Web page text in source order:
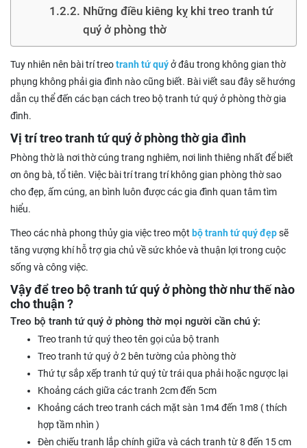
Những điều kiêng kỵ khi treo tranh tứ
quý ở phòng thờ
Tuy nhiên nên bài trí treotranh tứ quýở đâu trong không gian thờ
phụng không phải gia đình nào cũng biết. Bài viết sau đây sẽ hướng
dẫn cụ thể đến các bạn cách treo bộ tranh tứ quý ở phòng thờ gia
đình.
Vị trí treo tranh tứ quý ở phòng thờ gia đình
Phòng thờ là nơi thờ cúng trang nghiêm, nơi linh thiêng nhất để biết
ơn ông bà, tổ tiên. Việc bài trí trang trí không gian phòng thờ sao
cho đẹp, ấm cúng, an bình luôn được các gia đình quan tâm tìm
hiểu.
Theo các nhà phong thủy gia việc treo một bộ tranh tứ quý đẹpsẽ
tăng vượng khí hỗ trợ gia chủ về sức khỏe và thuận lợi trong cuộc
sống và công việc.
Vậy để treo bộ tranh tứ quý ở phòng thờ như thế nào
cho thuận ?
Treo bộ tranh tứ quý ở phòng thờ mọi người cần chú ý:
Treo tranh tứ quý theo tên gọi của bộ tranh
Treo tranh tứ quý ở 2 bên tường của phòng thờ
Thứ tự sắp xếp tranh tứ quý từ trái qua phải hoặc ngược lại
Khoảng cách giữa các tranh 2cm đến 5cm
Khoảng cách treo tranh cách mặt sàn 1m4 đến 1m8 ( thích
hợp tầm nhìn )
Đèn chiếu tranh lắp chính giữa và cách tranh từ 8 đến 15 cm